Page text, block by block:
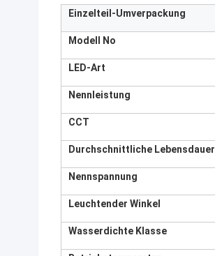
Einzelteil-Umverpackung
Modell No
LED-Art
Nennleistung
CCT
Durchschnittliche Lebensdauer
Nennspannung
Leuchtender Winkel
Wasserdichte Klasse